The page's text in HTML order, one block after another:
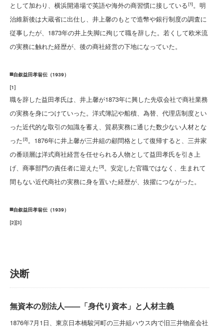
として加わり、横浜開港場で英語や海外の商習慣に接している[1]。明
治維新後は大蔵省に出仕し、井上馨のもとで造幣や銀行制度の調査に
従事したが、1873年の井上失脚に殉じて職を辞した。若くして欧米流
の実務に触れた経歴が、後の商社経営の下地になっていた。
自叙益田孝翁伝（1939）
[1]
職を辞した益田孝氏は、井上馨が1873年に興した先収会社で商社業務
の実務を身につけていった。洋式簿記や船積、為替、代理店制度とい
った近代的な取引の知識を蓄え、貿易実務に通じた数少ない人材とな
った[2]。1876年に井上馨が三井組の顧問格として復帰すると、三井家
の番頭層は洋式商社経営を任せられる人物として益田孝氏を引き上
げ、商事部門の責任者に迎えた[3]。安定した官職ではなく、生まれて
間もない近代商社の実務に身を置いた経歴が、抜擢につながった。
自叙益田孝翁伝（1939）
[2][3]
決断
無資本の別法人——「身代り資本」と人材主義
1876年7月1日、東京日本橋駿河町の三井組ハウス内で旧三井物産会社